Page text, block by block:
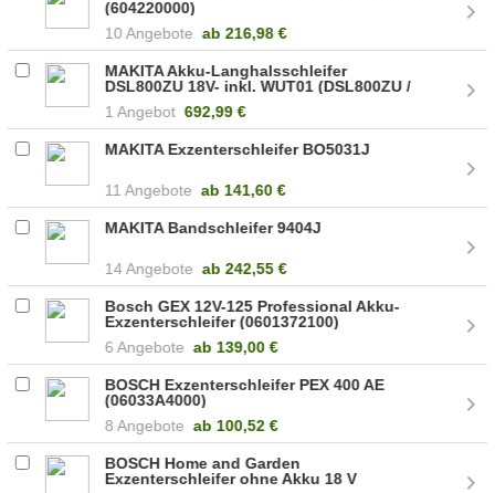
(604220000)
10 Angebote ab 216,98 €
MAKITA Akku-Langhalsschleifer
DSL800ZU 18V- inkl. WUT01 (DSL800ZU /
1 Angebot 692,99 €
MAKITA Exzenterschleifer BO5031J
11 Angebote ab 141,60 €
MAKITA Bandschleifer 9404J
14 Angebote ab 242,55 €
Bosch GEX 12V-125 Professional Akku-
Exzenterschleifer (0601372100)
6 Angebote ab 139,00 €
BOSCH Exzenterschleifer PEX 400 AE
(06033A4000)
8 Angebote ab 100,52 €
BOSCH Home and Garden
Exzenterschleifer ohne Akku 18 V